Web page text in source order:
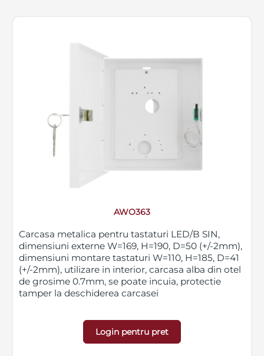
AWO363
Carcasa metalica pentru tastaturi LED/B SIN,
dimensiuni externe W=169, H=190, D=50 (+/-2mm),
dimensiuni montare tastaturi W=110, H=185, D=41
(+/-2mm), utilizare in interior, carcasa alba din otel
de grosime 0.7mm, se poate incuia, protectie
tamper la deschiderea carcasei
Login pentru pret